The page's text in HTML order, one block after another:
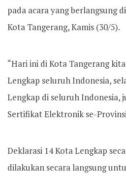
pada acara yang berlangsung
Kota Tangerang, Kamis (30/5).
“Hari ini di Kota Tangerang
Lengkap seluruh Indonesia,
Lengkap di seluruh Indonesia,
Sertifikat Elektronik se-
Deklarasi 14 Kota Lengkap
dilakukan secara langsung